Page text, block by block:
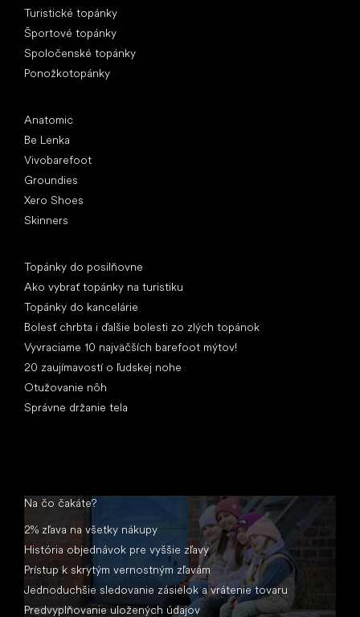
Turistické topánky
Športové topánky
Spoločenské topánky
Ponožkotopánky
Anatomic
Be Lenka
Vivobarefoot
Groundies
Xero Shoes
Skinners
Topánky do posilňovne
Ako vybrať topánky na turistiku
Topánky do kancelárie
Bolesť chrbta i ďalšie bolesti zo zlých topánok
Vyvraciame 10 najväčších barefoot mýtov!
20 zaujímavostí o ľudskej nohe
Otužovanie nôh
Správne držanie tela
Na čo čakáte?
2% zľava na všetky nákupy
História objednávok pre vyššie zľavy
Prístup k skrytým vernostným zľavám
Jednoduchšie sledovanie zásielok a vrátenie tovaru
Predvyplňovanie uložených údajov